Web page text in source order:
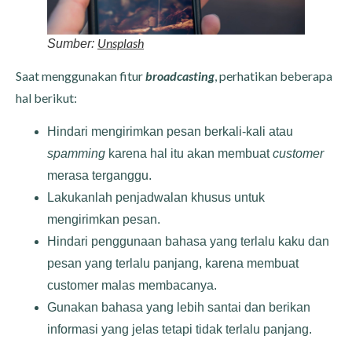
Sumber: Unsplash
Saat menggunakan fiturbroadcasting, perhatikan beberapa
hal berikut:
Hindari mengirimkan pesan berkali-kali atau
spamming karena hal itu akan membuatcustomer
merasa terganggu.
Lakukanlah penjadwalan khusus untuk
mengirimkan pesan.
Hindari penggunaan bahasa yang terlalu kaku dan
pesan yang terlalu panjang, karena membuat
customer malas membacanya.
Gunakan bahasa yang lebih santai dan berikan
informasi yang jelas tetapi tidak terlalu panjang.